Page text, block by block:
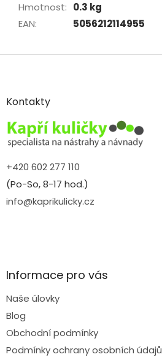
Hmotnost: 0.3 kg
EAN: 5056212114955
Z
aKontakty
+420 602 277 110
(Po-So, 8-17 hod.)
info@kaprikulicky.cz
Informace pro vás
Naše úlovky
Blog
Obchodní podmínky
Podmínky ochrany osobních údajů